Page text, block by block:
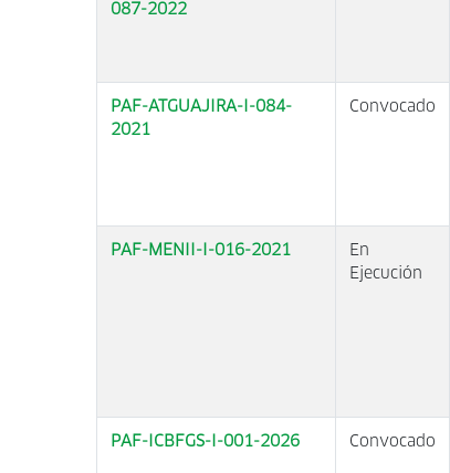
087-2022
PAF-ATGUAJIRA-I-084-
2021
Convocado
PAF-MENII-I-016-2021
En
Ejecución
PAF-ICBFGS-I-001-2026 Convocado